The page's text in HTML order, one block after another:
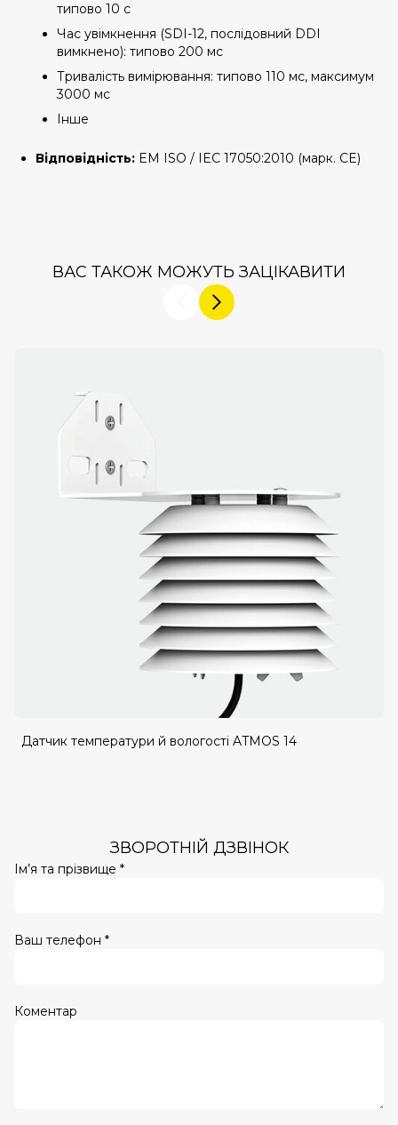
типово 10 с
Час увімкнення (SDI-12, послідовний DDI
вимкнено): типово 200 мс
Тривалість вимірювання: типово 110 мс, максимум
3000 мс
Інше
Відповідність: EM ISO / IEC 17050:2010 (марк. CE)
ВАС ТАКОЖ МОЖУТЬ ЗАЦІКАВИТИ
Датчик температури й вологості ATMOS 14
ЗВОРОТНІЙ ДЗВІНОК
Ім’я та прізвище *
Ваш телефон *
Коментар